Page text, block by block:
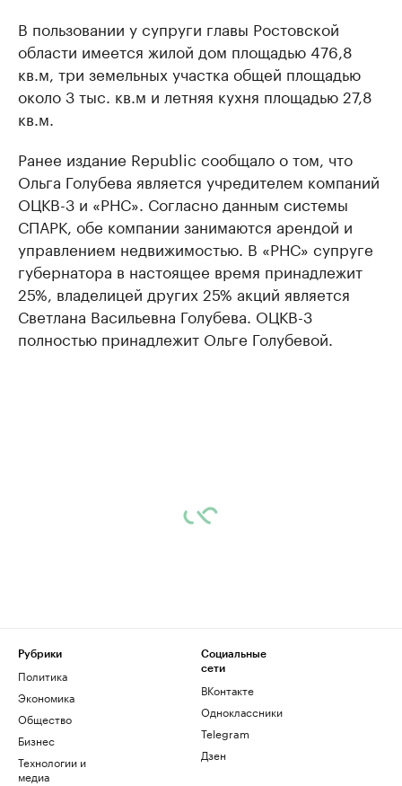
В пользовании у супруги главы Ростовской
области имеется жилой дом площадью 476,8
кв.м, три земельных участка общей площадью
около 3 тыс. кв.м и летняя кухня площадью 27,8
кв.м.
Ранее издание Republic сообщало о том, что
Ольга Голубева является учредителем компаний
ОЦКВ-3 и «РНС». Согласно данным системы
СПАРК, обе компании занимаются арендой и
управлением недвижимостью. В «РНС» супруге
губернатора в настоящее время принадлежит
25%, владелицей других 25% акций является
Светлана Васильевна Голубева. ОЦКВ-3
полностью принадлежит Ольге Голубевой.
Рубрики
Политика
Экономика
Общество
Бизнес
Технологии и
медиа
Социальные
сети
ВКонтакте
Одноклассники
Telegram
Дзен